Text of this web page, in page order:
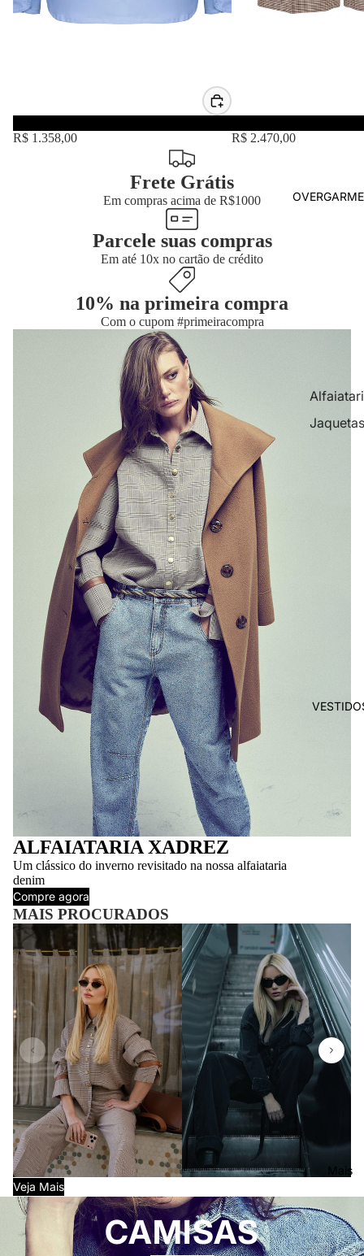
Jaquetas
Mais
R$ 1.358,00
R$ 2.470,00
Frete Grátis
Em compras acima de R$1000
Parcele suas compras
Em até 10x no cartão de crédito
10% na primeira compra
Com o cupom #primeiracompra
ALFAIATARIA XADREZ
Um clássico do inverno revisitado na nossa alfaiataria
denim
Compre agora
MAIS PROCURADOS
Veja Mais
CAMISAS